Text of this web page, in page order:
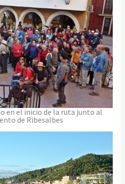
en el inicio de la ruta junto al
de Ribesalbes